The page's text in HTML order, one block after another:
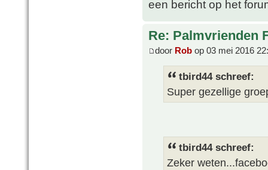
een bericht op het
Re: Palmvrienden
door Rob op 03 mei 2016
tbird44 schreef:
Super gezellige
tbird44 schreef:
Zeker